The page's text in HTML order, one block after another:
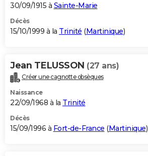
30/09/1915 à Sainte-Marie
Décès
15/10/1999 à la Trinité (Martinique)
Jean TELUSSON (27 ans)
Créer une cagnotte obsèques
Naissance
22/09/1968 à la Trinité
Décès
15/09/1996 à Fort-de-France (Martinique)